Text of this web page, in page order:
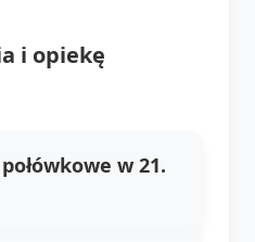
i opiekę
w 21.